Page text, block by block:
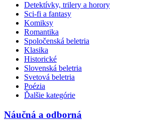
Detektívky, trilery a horory
Sci-fi a fantasy
Komiksy
Romantika
Spoločenská beletria
Klasika
Historické
Slovenská beletria
Svetová beletria
Poézia
Ďalšie kategórie
Náučná a odborná